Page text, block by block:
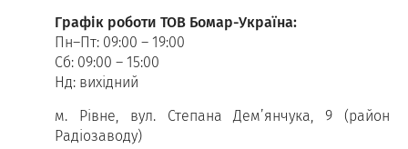
Графік роботи ТОВ Бомар-Україна:
Пн–Пт: 09:00 – 19:00
Сб: 09:00 – 15:00
Нд: вихідний
м. Рівне, вул. Степана Дем’янчука, 9 (район
Радіозаводу)